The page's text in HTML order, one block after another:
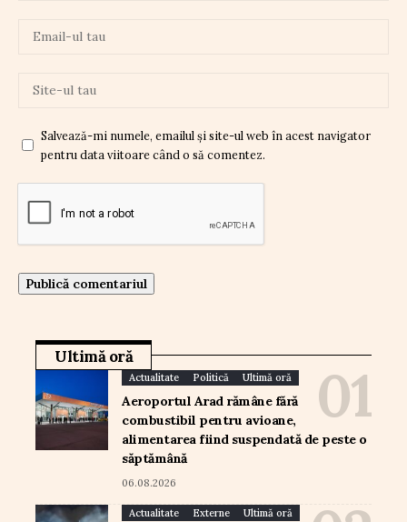
Salvează-mi numele, emailul și site-ul web în acest navigator
pentru data viitoare când o să comentez.
Ultimă oră
Actualitate Politică Ultimă oră
Aeroportul Arad rămâne fără
combustibil pentru avioane,
alimentarea fiind suspendată de peste o
săptămână
06.08.2026
Actualitate Externe Ultimă oră